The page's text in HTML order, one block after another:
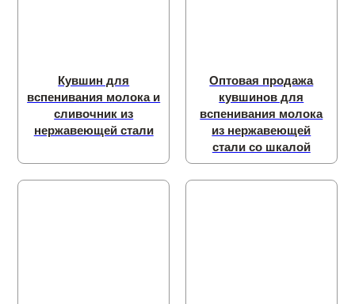
Кувшин для
вспенивания молока и
сливочник из
нержавеющей стали
Оптовая продажа
кувшинов для
вспенивания молока
из нержавеющей
стали со шкалой